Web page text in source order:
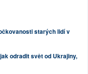
starých lidí v
odradit svět od Ukrajiny,